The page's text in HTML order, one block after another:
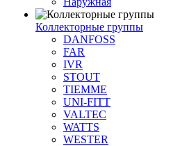
Коллекторные группы
DANFOSS
FAR
IVR
STOUT
TIEMME
UNI-FITT
VALTEC
WATTS
WESTER